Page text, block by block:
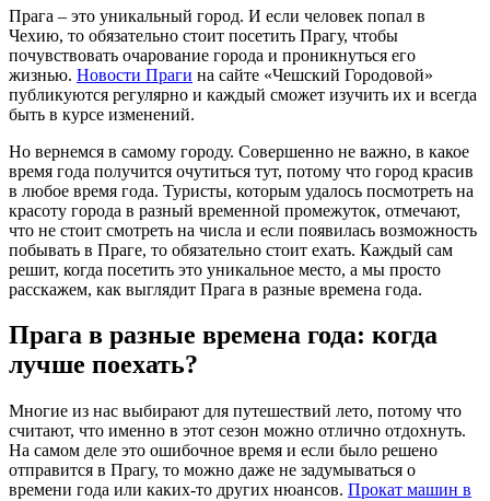
Прага – это уникальный город. И если человек попал в
Чехию, то обязательно стоит посетить Прагу, чтобы
почувствовать очарование города и проникнуться его
жизнью. Новости Праги на сайте «Чешский Городовой»
публикуются регулярно и каждый сможет изучить их и всегда
быть в курсе изменений.
Но вернемся в самому городу. Совершенно не важно, в какое
время года получится очутиться тут, потому что город красив
в любое время года. Туристы, которым удалось посмотреть на
красоту города в разный временной промежуток, отмечают,
что не стоит смотреть на числа и если появилась возможность
побывать в Праге, то обязательно стоит ехать. Каждый сам
решит, когда посетить это уникальное место, а мы просто
расскажем, как выглядит Прага в разные времена года.
Прага в разные времена года: когда
лучше поехать?
Многие из нас выбирают для путешествий лето, потому что
считают, что именно в этот сезон можно отлично отдохнуть.
На самом деле это ошибочное время и если было решено
отправится в Прагу, то можно даже не задумываться о
времени года или каких-то других нюансов. Прокат машин в